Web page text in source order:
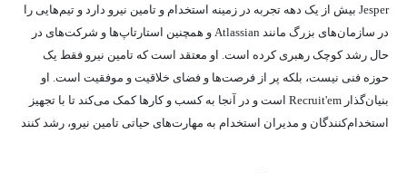
Jesper بیش از یک دهه تجربه در زمینه استخدام و تامین نیرو دارد و تیم‌هایی را
در سازمان‌های بزرگ مانند Atlassian و همچنین استارتاپ‌ها و شرکت‌های در
حال رشد کوچک رهبری کرده است. او معتقد است که تامین نیرو فقط یک
حوزه فنی نیست، بلکه پر از فرصت‌ها و فضای خلاقیت و موفقیت است. او
بنیان‌گذار Recruit'em است و در آنجا به کسب و کارها کمک می‌کند تا با تجهیز
استخدام‌کنندگان و مدیران استخدام به مهارت‌های حیاتی تامین نیرو، رشد کنند